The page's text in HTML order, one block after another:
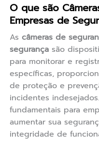
O que são
Empresas de
As câmeras de
segurança são
para monitorar e
específicas,
de proteção e
incidentes
fundamentais para
aumentar sua
integridade de